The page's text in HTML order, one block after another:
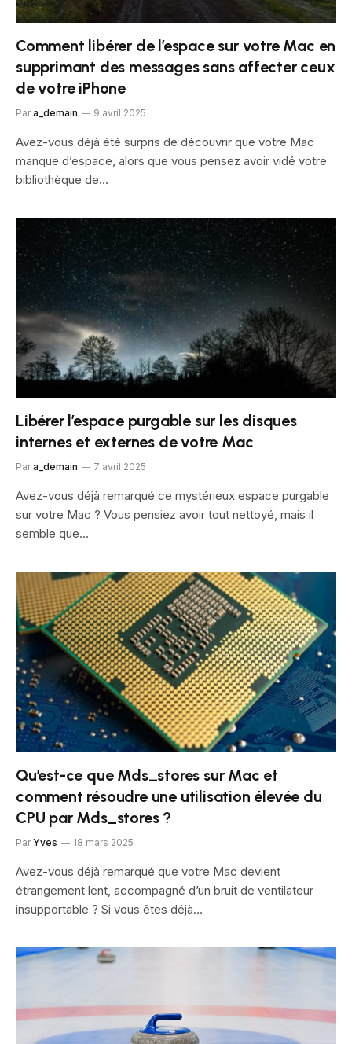
Comment libérer de l’espace sur votre Mac en
supprimant des messages sans affecter ceux
de votre iPhone
Par a_demain 9 avril 2025
Avez-vous déjà été surpris de découvrir que votre Mac
manque d’espace, alors que vous pensez avoir vidé votre
bibliothèque de…
Libérer l’espace purgable sur les disques
internes et externes de votre Mac
Par a_demain 7 avril 2025
Avez-vous déjà remarqué ce mystérieux espace purgable
sur votre Mac ? Vous pensiez avoir tout nettoyé, mais il
semble que…
Qu’est-ce que Mds_stores sur Mac et
comment résoudre une utilisation élevée du
CPU par Mds_stores ?
Par Yves 18 mars 2025
Avez-vous déjà remarqué que votre Mac devient
étrangement lent, accompagné d’un bruit de ventilateur
insupportable ? Si vous êtes déjà…